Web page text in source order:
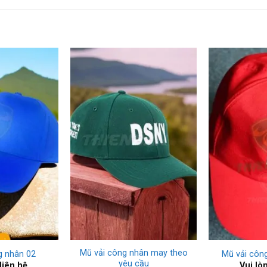
nhân 02
+
Mũ vải công nhân may theo
yêu cầu
+
Mũ vải